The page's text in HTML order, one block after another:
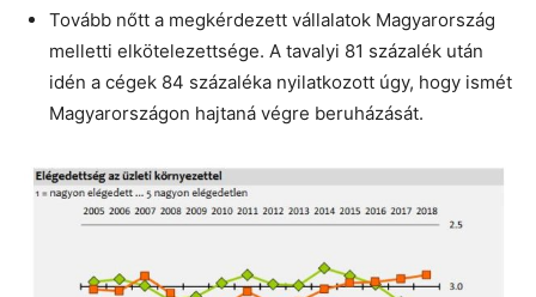
Tovább nőtt a megkérdezett vállalatok Magyarország
melletti elkötelezettsége. A tavalyi 81 százalék után
idén a cégek 84 százaléka nyilatkozott úgy, hogy ismét
Magyarországon hajtaná végre beruházását.